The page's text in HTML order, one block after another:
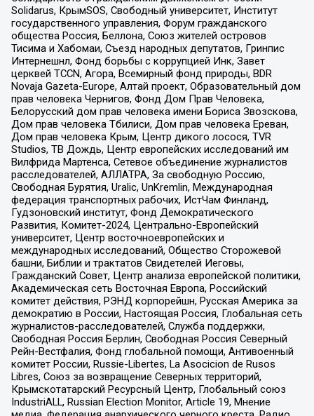
Solidarus, КрымSOS, Свободный университет, Институт
государственного управления, Форум гражданского
общества Россия, Беллона, Союз жителей островов
Тисима и Хабомаи, Съезд народных депутатов, Гринпис
Интернешнл, Фонд борьбы с коррупцией Инк, Завет
церквей TCCN, Агора, Всемирный фонд природы, BDR
Novaja Gazeta-Europe, Алтай проект, Образовательный дом
прав человека Чернигов, Фонд Дом Прав Человека,
Белорусский дом прав человека имени Бориса Звозскова,
Дом прав человека Тбилиси, Дом прав человека Ереван,
Дом прав человека Крым, Центр дикого лосося, TVR
Studios, ТВ Дождь, Центр европейских исследований им
Вилфрида Мартенса, Сетевое объединение журналистов
расследователей, АЛЛАТРА, За свободную Россию,
Свободная Бурятия, Uralic, UnKremlin, Международная
федерация транспортных рабочих, ИстЧам Финланд,
Гудзоновский институт, Фонд Демократического
Развития, Комитет-2024, Центрально-Европейский
университет, Центр восточноевропейских и
международных исследований, Общество Сторожевой
башни, Библии и трактатов Свидетелей Иеговы,
Гражданский Совет, Центр анализа европейской политики,
Академическая сеть Восточная Европа, Российский
комитет действия, РЭНД корпорейшн, Русская Америка за
демократию в России, Настоящая Россия, Глобальная сеть
журналистов-расследователей, Служба поддержки,
Свободная Россия Берлин, Свободная Россия Северный
Рейн-Вестфалия, Фонд глобальной помощи, Антивоенный
комитет России, Russie-Libertes, La Asocicion de Rusos
Libres, Союз за возвращение Северных территорий,
Крымскотатарский Ресурсный Центр, Глобальный союз
IndustriALL, Russian Election Monitor, Article 19, Мнение